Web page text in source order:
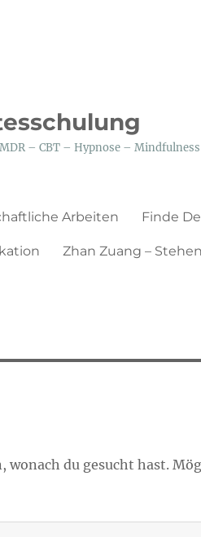
– CBT – Hypnose – Mindfulness
Arbeiten Finde
Zhan Zuang –
wonach du gesucht hast.